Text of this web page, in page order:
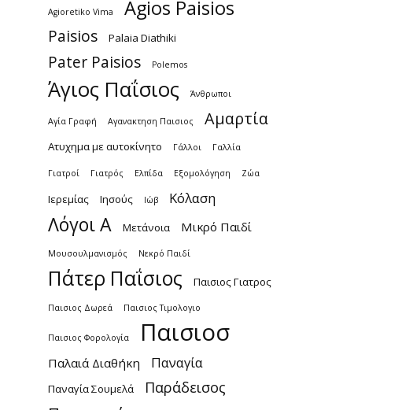
Agioretiko Vima Agios Paisios
Paisios Palaia Diathiki
Pater Paisios Polemos
Άγιος Παΐσιος Άνθρωποι
Αγία Γραφή Αγανακτηση Παισιος Αμαρτία
Ατυχημα με αυτοκίνητο Γάλλοι Γαλλία
Γιατροί Γιατρός Ελπίδα Εξομολόγηση Ζώα
Ιερεμίας Ιησούς Ιώβ Κόλαση
Λόγοι Α Μετάνοια Μικρό Παιδί
Μουσουλμανισμός Νεκρό Παιδί
Πάτερ Παΐσιος Παισιος Γιατρος
Παισιος Δωρεά Παισιος Τιμολογιο
Παισιος Φορολογία Παισιοσ
Παλαιά Διαθήκη Παναγία
Παναγία Σουμελά Παράδεισος